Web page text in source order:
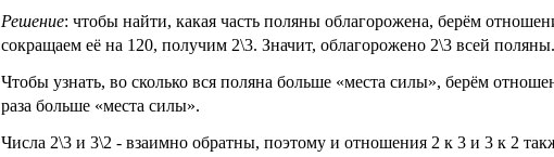
Решение: чтобы найти, какая часть поляны облагорожена, берём
сокращаем её на 120, получим 2\3. Значит, облагорожено 2\3 всей поляны.
Чтобы узнать, во сколько вся поляна больше «места силы», берём
раза больше «места силы».
Числа 2\3 и 3\2 - взаимно обратны, поэтому и отношения 2 к 3 и 3 к 2